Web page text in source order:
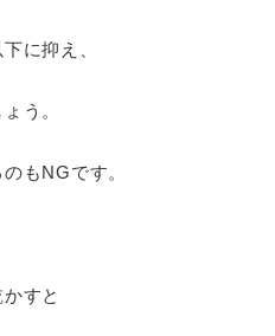
に抑え、
う。
もNGです。
すと